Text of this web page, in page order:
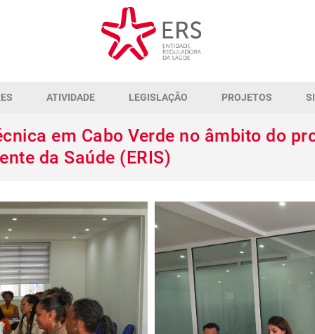
ATIVIDADE LEGISLAÇÃO PROJETOS
em Cabo Verde no âmbito do
da Saúde (ERIS)